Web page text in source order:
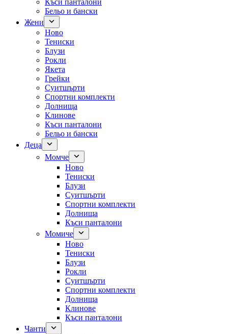
Къси панталони
Бельо и бански
Жени
Ново
Тениски
Блузи
Рокли
Якета
Грейки
Суитшърти
Спортни комплекти
Долнища
Клинове
Къси панталони
Бельо и бански
Деца
Момче
Ново
Тениски
Блузи
Суитшърти
Спортни комплекти
Долнища
Къси панталони
Момиче
Ново
Тениски
Блузи
Рокли
Суитшърти
Спортни комплекти
Долнища
Клинове
Къси панталони
Чанти